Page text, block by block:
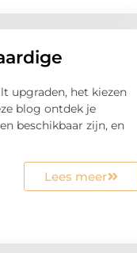
upgraden, het kiezen
blog ontdek je
beschikbaar zijn, en
Lees meer